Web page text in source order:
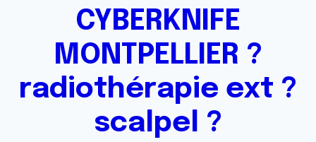
CYBERKNIFE
MONTPELLIER ?
radiothérapie ext ?
scalpel ?